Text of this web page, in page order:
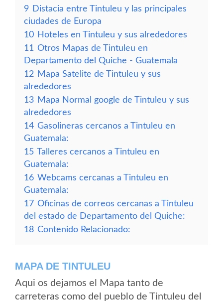
9 Distacia entre Tintuleu y las principales
ciudades de Europa
10 Hoteles en Tintuleu y sus alrededores
11 Otros Mapas de Tintuleu en
Departamento del Quiche - Guatemala
12 Mapa Satelite de Tintuleu y sus
alrededores
13 Mapa Normal google de Tintuleu y sus
alrededores
14 Gasolineras cercanos a Tintuleu en
Guatemala:
15 Talleres cercanos a Tintuleu en
Guatemala:
16 Webcams cercanas a Tintuleu en
Guatemala:
17 Oficinas de correos cercanas a Tintuleu
del estado de Departamento del Quiche:
18 Contenido Relacionado:
MAPA DE TINTULEU
Aqui os dejamos el Mapa tanto de
carreteras como del pueblo de Tintuleu del